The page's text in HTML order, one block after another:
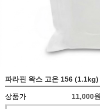
파라핀 왁스 고온 156 (1.1kg)
상품가 11,000원